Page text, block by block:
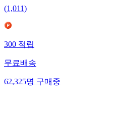
(1,011)
300 적립
무료배송
62,325명 구매중